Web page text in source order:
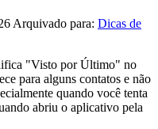
Arquivado para: Dicas de
"Visto por Último" no
para alguns contatos e não
quando você tenta
abriu o aplicativo pela